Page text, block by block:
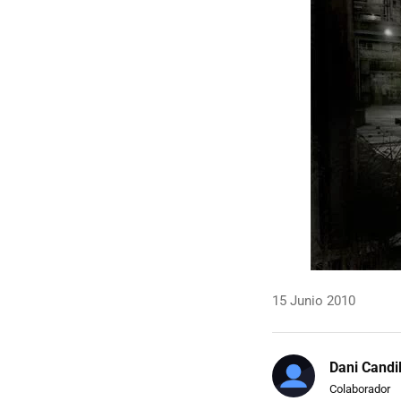
15 Junio 2010
Dani Candil
Colaborador